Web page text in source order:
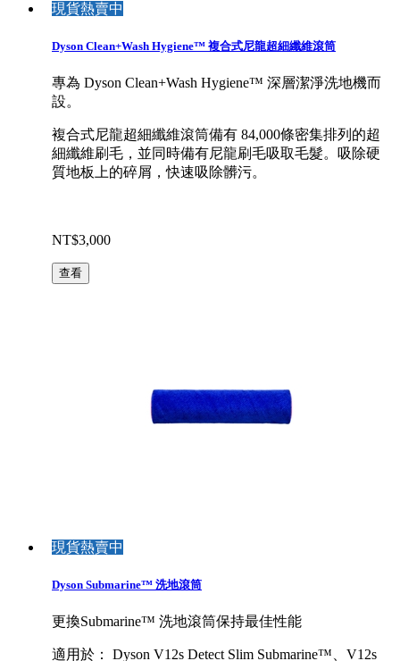
現貨熱賣中
Dyson Clean+Wash Hygiene™ 複合式尼龍超細纖維滾筒
專為 Dyson Clean+Wash Hygiene™ 深層潔淨洗地機而
設。
複合式尼龍超細纖維滾筒備有 84,000條密集排列的超
細纖維刷毛，並同時備有尼龍刷毛吸取毛髮。吸除硬
質地板上的碎屑，快速吸除髒污。
NT$3,000
查看
現貨熱賣中
Dyson Submarine™ 洗地滾筒
更換Submarine™ 洗地滾筒保持最佳性能
適用於： Dyson V12s Detect Slim Submarine™、V12s